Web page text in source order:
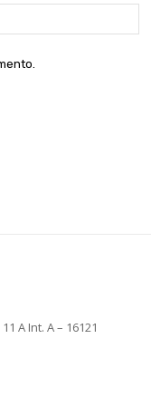
A Int. A – 16121